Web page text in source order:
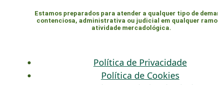
Estamos preparados para atender a qualquer tipo de
contenciosa, administrativa ou judicial em qualquer ramo
atividade mercadológica.
Política de Privacidade
Política de Cookies